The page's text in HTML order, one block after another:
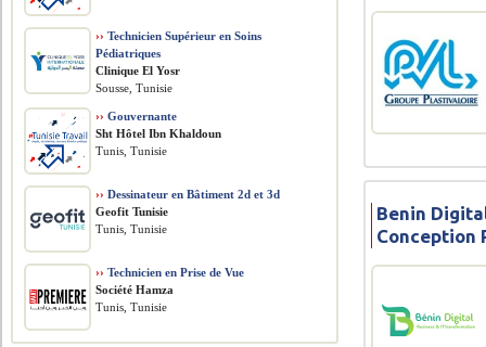
Benin
Conception
›› Technicien Supérieur en Soins
Pédiatriques
Clinique El Yosr
Sousse, Tunisie
›› Gouvernante
Sht Hôtel Ibn Khaldoun
Tunis, Tunisie
›› Dessinateur en Bâtiment 2d et 3d
Geofit Tunisie
Tunis, Tunisie
›› Technicien en Prise de Vue
Société Hamza
Tunis, Tunisie